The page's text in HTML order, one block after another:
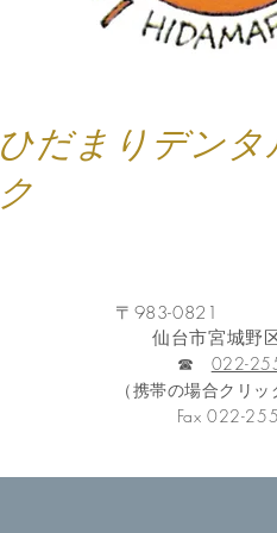
ひだまりデン
ク
〒983-0821
仙台市宮城野区
☎︎ 022-
（携帯の場合クリ
Fax 022-